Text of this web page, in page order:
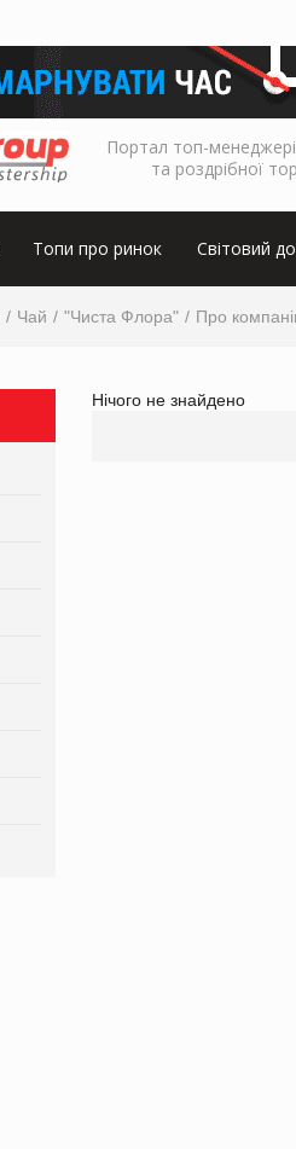
Портал топ-
та роздрібної
Топи про ринок Світовий
Чай "Чиста Флора" Про
Нічого не знайдено